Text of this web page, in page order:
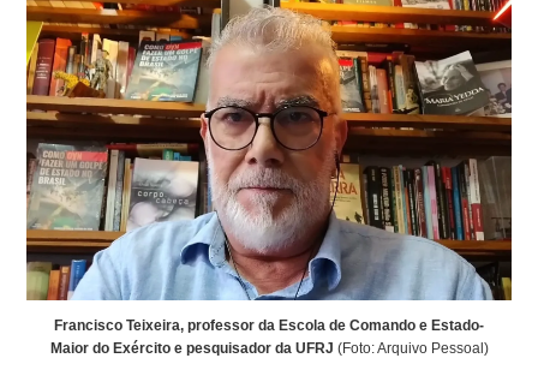
Francisco Teixeira, professor da Escola de Comando e Estado-
Maior do Exército e pesquisador da UFRJ (Foto: Arquivo Pessoal)